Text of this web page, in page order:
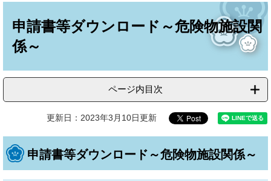
申請書等ダウンロード～危険物施設関
係～
ページ内目次
更新日：2023年3月10日更新
申請書等ダウンロード～危険物施設関係～